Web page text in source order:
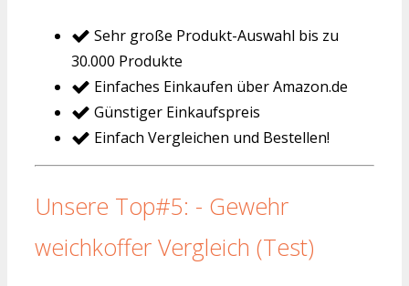
Sehr große Produkt-Auswahl bis zu
30.000 Produkte
Einfaches Einkaufen über Amazon.de
Günstiger Einkaufspreis
Einfach Vergleichen und Bestellen!
Unsere Top#5: - Gewehr
weichkoffer Vergleich (Test)